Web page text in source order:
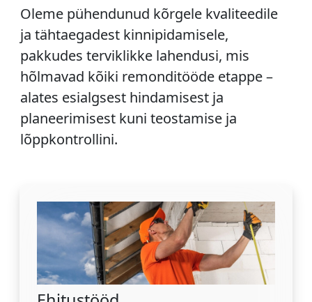
Oleme pühendunud kõrgele kvaliteedile
ja tähtaegadest kinnipidamisele,
pakkudes terviklikke lahendusi, mis
hõlmavad kõiki remonditööde etappe –
alates esialgsest hindamisest ja
planeerimisest kuni teostamise ja
lõppkontrollini.